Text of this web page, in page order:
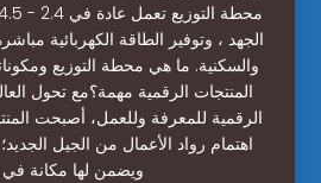
الجهد ، وتوفير الطاقة الكهربائية
والسكنية. ما هي محطة التوزيع
المنتجات الرقمية مهمة؟مع تحول
الرقمية للمعرفة وللعمل، أصبحت
اهتمام رواد الأعمال من الجيل
ويضمن لها مكانة